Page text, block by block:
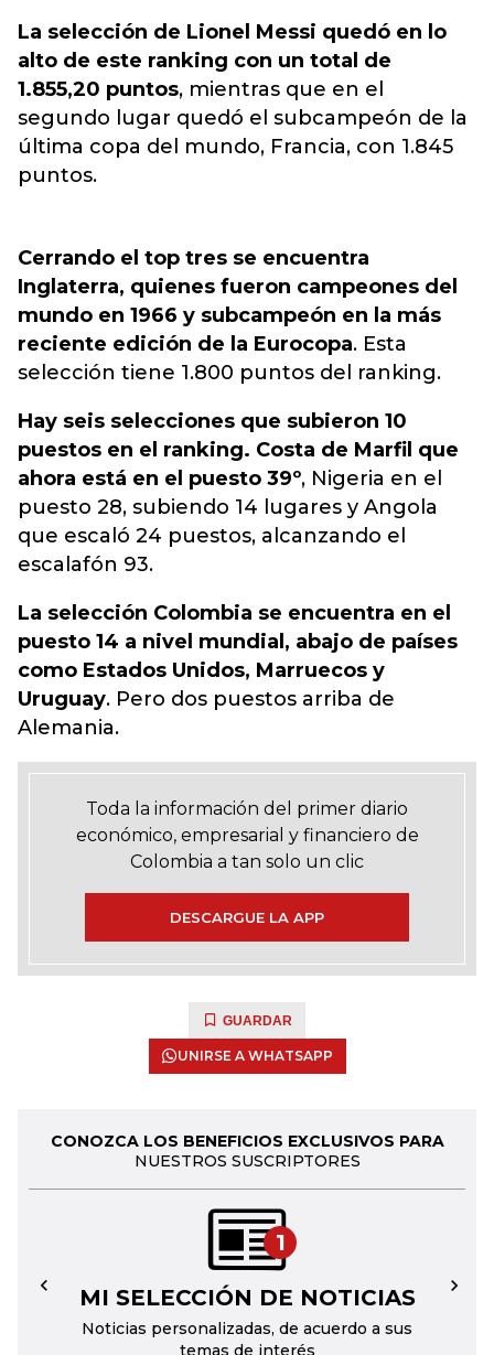
La selección de Lionel Messi quedó en lo
alto de este ranking con un total de
1.855,20 puntos, mientras que en el
segundo lugar quedó el subcampeón de la
última copa del mundo, Francia, con 1.845
puntos.
Cerrando el top tres se encuentra
Inglaterra, quienes fueron campeones del
mundo en 1966 y subcampeón en la más
reciente edición de la Eurocopa. Esta
selección tiene 1.800 puntos del ranking.
Hay seis selecciones que subieron 10
puestos en el ranking. Costa de Marfil que
ahora está en el puesto 39º, Nigeria en el
puesto 28, subiendo 14 lugares y Angola
que escaló 24 puestos, alcanzando el
escalafón 93.
La selección Colombia se encuentra en el
puesto 14 a nivel mundial, abajo de países
como Estados Unidos, Marruecos y
Uruguay. Pero dos puestos arriba de
Alemania.
Toda la información del primer diario
económico, empresarial y financiero de
Colombia a tan solo un clic
DESCARGUE LA APP
GUARDAR
UNIRSE A WHATSAPP
CONOZCA LOS BENEFICIOS EXCLUSIVOS PARA
NUESTROS SUSCRIPTORES
1
MI SELECCIÓN DE NOTICIAS
Noticias personalizadas, de acuerdo a sus
temas de interés
← →